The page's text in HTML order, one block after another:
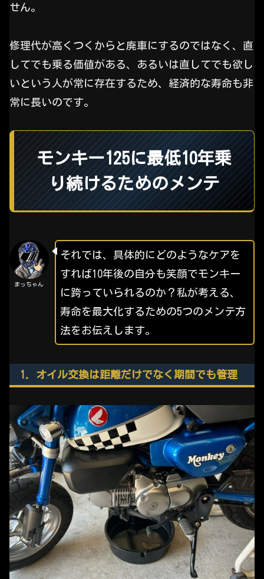
せん。
修理代が高くつくからと廃車にするのではなく、直
してでも乗る価値がある、あるいは直してでも欲し
いという人が常に存在するため、経済的な寿命も非
常に長いのです。
モンキー125に最低10年乗
り続けるためのメンテ
まっちゃん
それでは、具体的にどのようなケアを
すれば10年後の自分も笑顔でモンキー
に跨っていられるのか？私が考える、
寿命を最大化するための5つのメンテ方
法をお伝えします。
1. オイル交換は距離だけでなく期間でも管理